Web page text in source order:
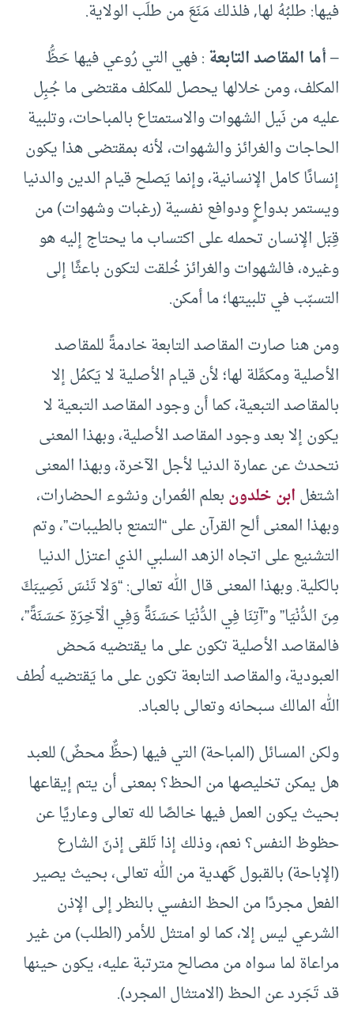
فيها: طلبُهُ لها, فلذلك مَنَعَ من طلَب الولاية.
–أما المقاصد التابعة: فهي التي رُوعي فيها حَظُّ
المكلف، ومن خلالها يحصل للمكلف مقتضى ما جُبِل
عليه من نَيل الشهوات والاستمتاع بالمباحات، وتلبية
الحاجات والغرائز والشهوات، لأنه بمقتضى هذا يكون
إنسانًا كامل الإنسانية، وإنما يَصلح قيام الدين والدنيا
ويستمر بدواعٍ ودوافع نفسية (رغبات وشهوات) من
قِبَل الإنسان تحمله على اكتساب ما يحتاج إليه هو
وغيره، فالشهوات والغرائز خُلقت لتكون باعثًا إلى
التسبّب في تلبيتها؛ ما أمكن.
ومن هنا صارت المقاصد التابعة خادمةً للمقاصد
الأصلية ومكمِّلة لها؛ لأن قيام الأصلية لا يَكمُل إلا
بالمقاصد التبعية، كما أن وجود المقاصد التبعية لا
يكون إلا بعد وجود المقاصد الأصلية، وبهذا المعنى
نتحدث عن عمارة الدنيا لأجل الآخرة، وبهذا المعنى
اشتغلابن خلدونبعلم العُمران ونشوء الحضارات،
وبهذا المعنى ألح القرآن على “التمتع بالطيبات”، وتم
التشنيع على اتجاه الزهد السلبي الذي اعتزل الدنيا
بالكلية. وبهذا المعنى قال الله تعالى: “وَلا تَنْسَ نَصِيبَكَ
مِنَ الدُّنْيَا” و”آتِنَا فِي الدُّنْيَا حَسَنَةً وَفِي الْآخِرَةِ حَسَنَةً”،
فالمقاصد الأصلية تكون على ما يقتضيه مَحض
العبودية، والمقاصد التابعة تكون على ما يَقتضيه لُطف
الله المالك سبحانه وتعالى بالعباد.
ولكن المسائل (المباحة) التي فيها (حظٌّ محضٌ) للعبد
هل يمكن تخليصها من الحظ؟ بمعنى أن يتم إيقاعها
بحيث يكون العمل فيها خالصًا لله تعالى وعاريًا عن
حظوظ النفس؟ نعم، وذلك إذا تَلقى إذنَ الشارع
(الإباحة) بالقبول كَهدية من الله تعالى، بحيث يصير
الفعل مجردًا من الحظ النفسي بالنظر إلى الإذن
الشرعي ليس إلا، كما لو امتثل للأمر (الطلب) من غير
مراعاة لما سواه من مصالح مترتبة عليه، يكون حينها
قد تَجَرد عن الحظ (الامتثال المجرد).